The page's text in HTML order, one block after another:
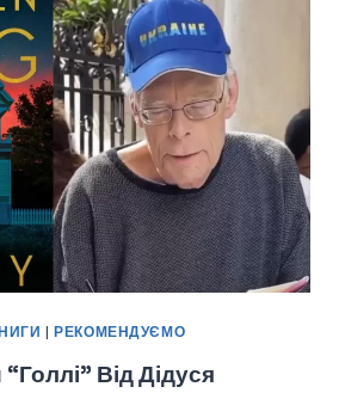
|РЕКОМЕНДУЄМО
Від Дідуся